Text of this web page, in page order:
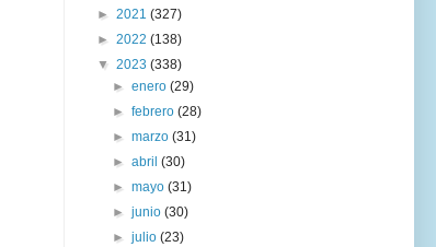
► 2021 (327)
► 2022 (138)
▼ 2023 (338)
►enero(29)
►febrero(28)
►marzo(31)
►abril(30)
►mayo(31)
►junio(30)
►julio(23)